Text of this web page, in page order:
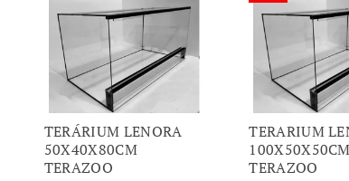
TERÁRIUM LENORA
50X40X80CM
TERAZOO
TERARIUM
100X50X50CM
TERAZOO